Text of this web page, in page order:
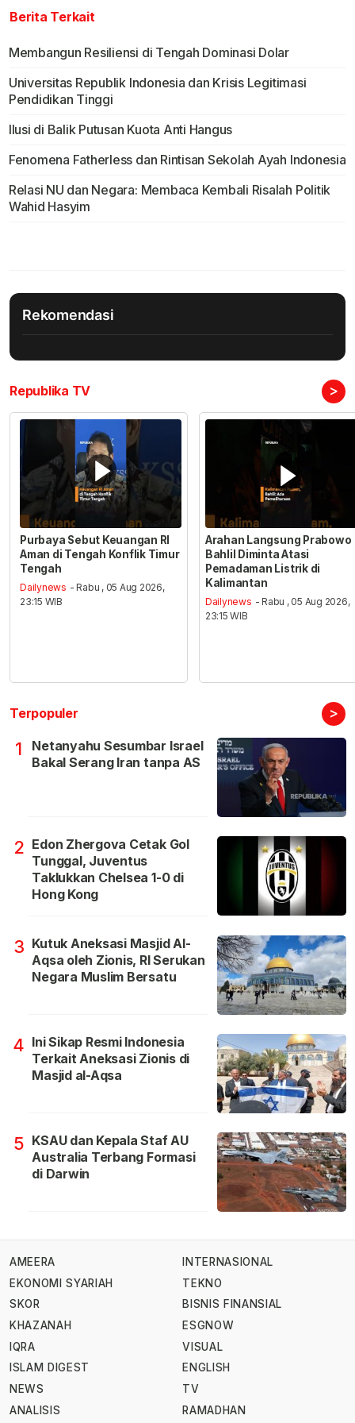
Berita Terkait
Membangun Resiliensi di Tengah Dominasi Dolar
Universitas Republik Indonesia dan Krisis Legitimasi
Pendidikan Tinggi
Ilusi di Balik Putusan Kuota Anti Hangus
Fenomena Fatherless dan Rintisan Sekolah Ayah Indonesia
Relasi NU dan Negara: Membaca Kembali Risalah Politik
Wahid Hasyim
Rekomendasi
Republika TV >
Purbaya Sebut Keuangan RI
Aman di Tengah Konflik Timur
Tengah
Dailynews - Rabu , 05 Aug 2026,
23:15 WIB
Arahan Langsung Prabowo
Bahlil Diminta Atasi
Pemadaman Listrik di
Kalimantan
Dailynews - Rabu , 05 Aug 2026,
23:15 WIB
Terpopuler >
1
Netanyahu Sesumbar Israel
Bakal Serang Iran tanpa AS
2 Edon Zhergova Cetak Gol
Tunggal, Juventus
Taklukkan Chelsea 1-0 di
Hong Kong
3 Kutuk Aneksasi Masjid Al-
Aqsa oleh Zionis, RI Serukan
Negara Muslim Bersatu
4 Ini Sikap Resmi Indonesia
Terkait Aneksasi Zionis di
Masjid al-Aqsa
5 KSAU dan Kepala Staf AU
Australia Terbang Formasi
di Darwin
AMEERA
EKONOMI SYARIAH
SKOR
KHAZANAH
IQRA
ISLAM DIGEST
NEWS
ANALISIS
INTERNASIONAL
TEKNO
BISNIS FINANSIAL
ESGNOW
VISUAL
ENGLISH
TV
RAMADHAN